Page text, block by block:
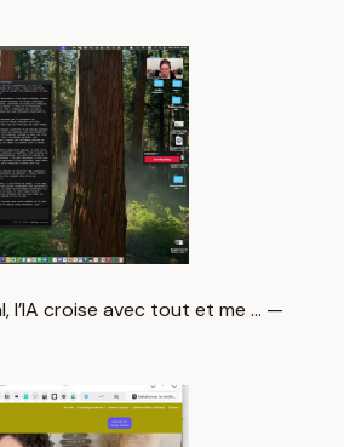
l’IA croise avec tout et me … —